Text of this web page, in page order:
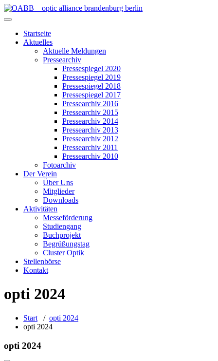
Zum
Inhalt
OABB – optic alliance brandenburg berlin
Startseite
Aktuelles
Aktuelle Meldungen
Pressearchiv
Pressespiegel 2020
Pressespiegel 2019
Pressespiegel 2018
Pressespiegel 2017
Pressearchiv 2016
Pressearchiv 2015
Pressearchiv 2014
Pressearchiv 2013
Pressearchiv 2012
Pressearchiv 2011
Pressearchiv 2010
Fotoarchiv
Der Verein
Über Uns
Mitglieder
Downloads
Aktivitäten
Messeförderung
Studiengang
Buchprojekt
Begrüßungstag
Cluster Optik
Stellenbörse
Kontakt
opti 2024
Start / opti 2024
opti 2024
opti 2024